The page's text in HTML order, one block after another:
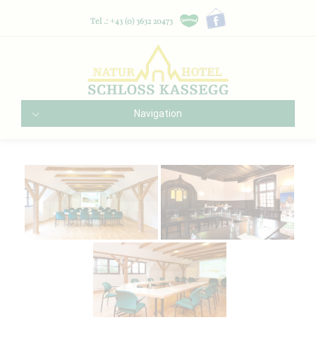
Tel .: +43 (0) 3632 20473
Navigation